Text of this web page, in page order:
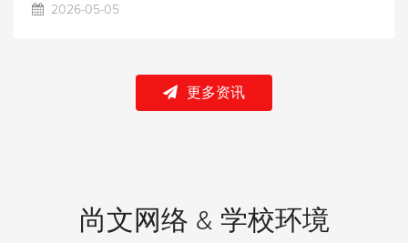
2026-05-05
更多资讯
尚文网络 & 学校环境